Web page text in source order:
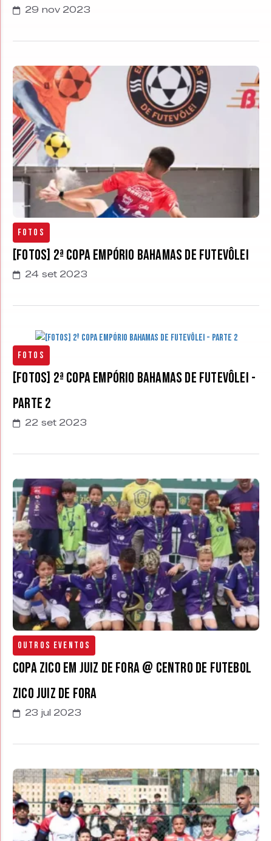
29 nov 2023
Fotos
[FOTOS] 2ª Copa Empório Bahamas de Futevôlei
24 set 2023
Fotos
[FOTOS] 2ª Copa Empório Bahamas de Futevôlei -
Parte 2
22 set 2023
Outros Eventos
Copa Zico em Juiz de Fora @ Centro de Futebol
Zico Juiz de Fora
23 jul 2023